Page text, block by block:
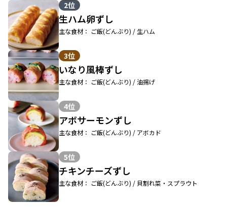
2位
生ハム卵ずし
主な食材： ご飯(どんぶり) / 生ハム
3位
いなり風棒ずし
主な食材： ご飯(どんぶり) / 油揚げ
4位
アボサーモンずし
主な食材： ご飯(どんぶり) / アボカド
5位
チキンチーズずし
主な食材： ご飯(どんぶり) / 貝割れ菜・スプラウト